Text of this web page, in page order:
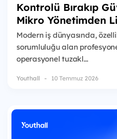
Kontrolü Bırakıp
Mikro Yönetimden
Modern iş dünyasında,
sorumluluğu alan
operasyonel tuzakl...
Youthall 10 Temmuz 2026